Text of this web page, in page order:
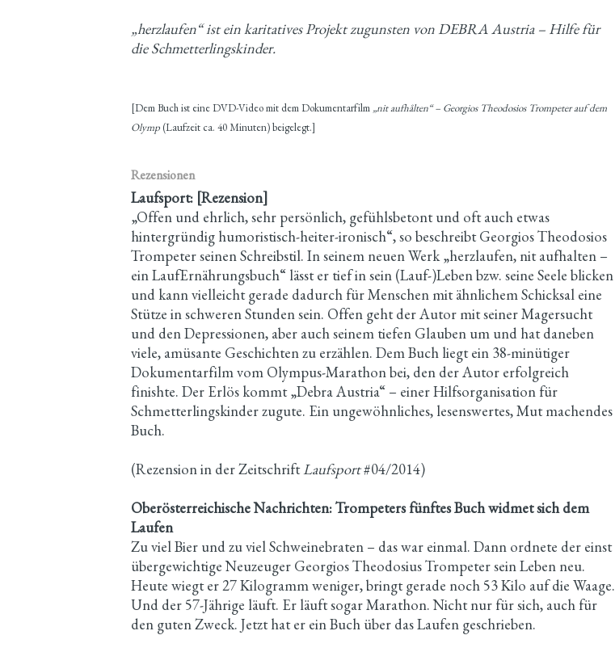
„herzlaufen“ ist ein karitatives Projekt zugunsten von DEBRA Austria – Hilfe für
die Schmetterlingskinder.
[Dem Buch ist eine DVD-Video mit dem Dokumentarfilm „nit aufhålten“ – Georgios Theodosios Trompeter auf dem
Olymp (Laufzeit ca. 40 Minuten) beigelegt.]
Rezensionen
Laufsport: [Rezension]
„Offen und ehrlich, sehr persönlich, gefühlsbetont und oft auch etwas
hintergründig humoristisch-heiter-ironisch“, so beschreibt Georgios Theodosios
Trompeter seinen Schreibstil. In seinem neuen Werk „herzlaufen, nit aufhalten –
ein LaufErnährungsbuch“ lässt er tief in sein (Lauf-)Leben bzw. seine Seele blicken
und kann vielleicht gerade dadurch für Menschen mit ähnlichem Schicksal eine
Stütze in schweren Stunden sein. Offen geht der Autor mit seiner Magersucht
und den Depressionen, aber auch seinem tiefen Glauben um und hat daneben
viele, amüsante Geschichten zu erzählen. Dem Buch liegt ein 38-minütiger
Dokumentarfilm vom Olympus-Marathon bei, den der Autor erfolgreich
finishte. Der Erlös kommt „Debra Austria“ – einer Hilfsorganisation für
Schmetterlingskinder zugute. Ein ungewöhnliches, lesenswertes, Mut machendes
Buch.
(Rezension in der ZeitschriftLaufsport#04/2014)
Oberösterreichische Nachrichten: Trompeters fünftes Buch widmet sich dem
Laufen
Zu viel Bier und zu viel Schweinebraten – das war einmal. Dann ordnete der einst
übergewichtige Neuzeuger Georgios Theodosius Trompeter sein Leben neu.
Heute wiegt er 27 Kilogramm weniger, bringt gerade noch 53 Kilo auf die Waage.
Und der 57-Jährige läuft. Er läuft sogar Marathon. Nicht nur für sich, auch für
den guten Zweck. Jetzt hat er ein Buch über das Laufen geschrieben.